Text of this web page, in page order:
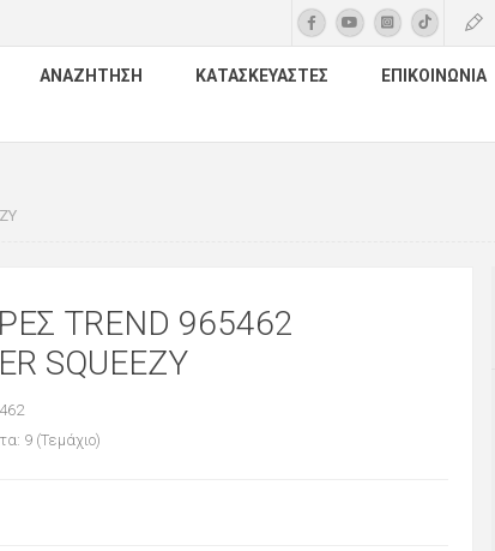
ΑΝΑΖΉΤΗΣΗ ΚΑΤΑΣΚΕΥΑΣΤΈΣ
ΕΠΙΚΟΙΝΩΝΊΑ
TREND 965462
SQUEEZY
9 (Τεμάχιο)